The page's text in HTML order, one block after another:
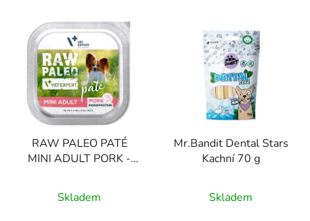
RAW PALEO PATÉ
MINI ADULT PORK -
masa pro dospělé psy
150 g
Skladem
Mr.Bandit Dental Stars
Kachní 70 g
Skladem